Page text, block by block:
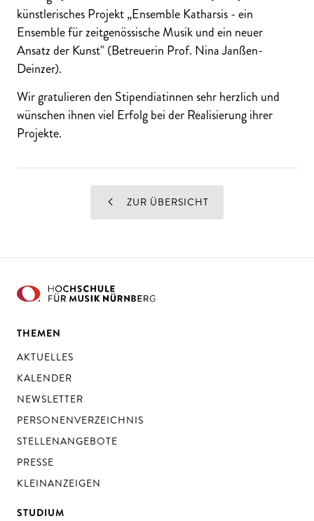
künstlerisches Projekt „Ensemble Katharsis - ein
Ensemble für zeitgenössische Musik und ein neuer
Ansatz der Kunst" (Betreuerin Prof. Nina Janßen-
Deinzer).
Wir gratulieren den Stipendiatinnen sehr herzlich und
wünschen ihnen viel Erfolg bei der Realisierung ihrer
Projekte.
ZUR ÜBERSICHT
THEMEN
AKTUELLES
KALENDER
NEWSLETTER
PERSONENVERZEICHNIS
STELLENANGEBOTE
PRESSE
KLEINANZEIGEN
STUDIUM